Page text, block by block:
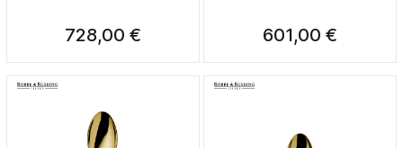
728,00 € 601,00 €